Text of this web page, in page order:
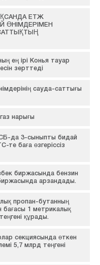
ЕТЖ
ӨНІМДЕРІМЕН
ең ірі Конья тауар
зерттеді
сауда-саттығы
нарығы
да 3-сыныпты бидай
те баға өзгеріссіз
биржасында бензин
арзандады.
пропан-бутанның
бағасы 1 метрикалық
құрады.
секциясында өткен
5,7 млрд теңгені